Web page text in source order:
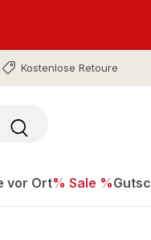
Kostenlose Retoure
vor Ort% Sale %